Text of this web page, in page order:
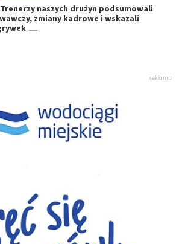
naszych drużyn podsumowali
zmiany kadrowe i wskazali